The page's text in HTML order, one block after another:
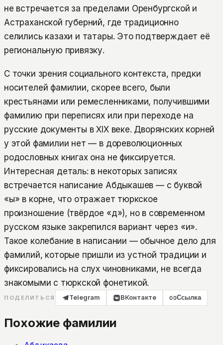
не встречается за пределами Оренбургской и
Астраханской губерний, где традиционно
селились казахи и татары. Это подтверждает её
региональную привязку.
С точки зрения социального контекста, предки
носителей фамилии, скорее всего, были
крестьянами или ремесленниками, получившими
фамилию при переписях или при переходе на
русские документы в XIX веке. Дворянских корней
у этой фамилии нет — в дореволюционных
родословных книгах она не фиксируется.
Интересная деталь: в некоторых записях
встречается написание Абдыкашев — с буквой
«ы» в корне, что отражает тюркское
произношение (твёрдое «д»), но в современном
русском языке закрепился вариант через «и».
Такое колебание в написании — обычное дело для
фамилий, которые пришли из устной традиции и
фиксировались на слух чиновниками, не всегда
знакомыми с тюркской фонетикой.
ПОДЕЛИТЬСЯ Telegram ВКонтакте Ссылка
Похожие фамилии